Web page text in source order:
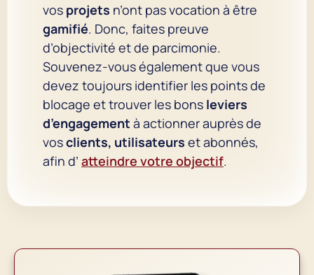
vos projets n’ont pas vocation à être
gamifié. Donc, faites preuve
d’objectivité et de parcimonie.
Souvenez-vous également que vous
devez toujours identifier les points de
blocage et trouver les bons leviers
d’engagement à actionner auprès de
vosclients, utilisateurs et abonnés,
afin d’ atteindre votre objectif.